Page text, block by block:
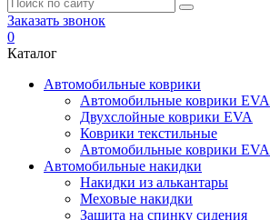
Заказать звонок
0
Каталог
Автомобильные коврики
Автомобильные коврики EVA
Двухслойные коврики EVA
Коврики текстильные
Автомобильные коврики
Автомобильные накидки
Накидки из алькантары
Меховые накидки
Защита на спинку сидения